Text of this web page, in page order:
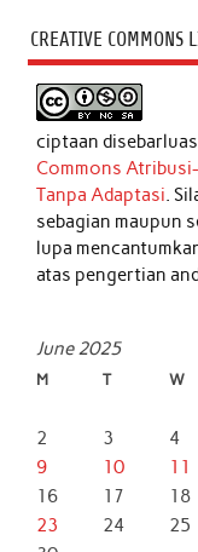
CREATIVE COMMONS
ciptaan
Commons
Tanpa Adaptasi.
sebagian maupun
lupa
atas pengertian
June 2025
M T W
2
3 4
9
10 11
16
17 18
23
24 25